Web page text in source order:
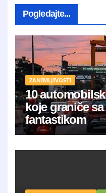
Pogledajte...
ZANIMLJIVOSTI
10
koje graniče
fantastikom